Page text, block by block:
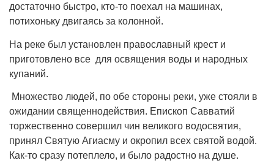
достаточно быстро, кто-то поехал на машинах,
потихоньку двигаясь за колонной.
На реке был установлен православный крест и
приготовлено все для освящения воды и народных
купаний.
Множество людей, по обе стороны реки, уже стояли в
ожидании священнодействия. Епископ Савватий
торжественно совершил чин великого водосвятия,
принял Святую Агиасму и окропил всех святой водой.
Как-то сразу потеплело, и было радостно на душе.